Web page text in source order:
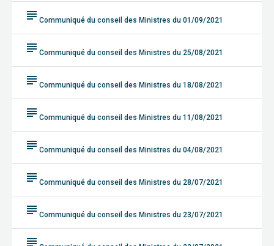
subject Communiqué du conseil des Ministres du 01/09/2021
subject Communiqué du conseil des Ministres du 25/08/2021
subject Communiqué du conseil des Ministres du 18/08/2021
subject Communiqué du conseil des Ministres du 11/08/2021
subject Communiqué du conseil des Ministres du 04/08/2021
subject Communiqué du conseil des Ministres du 28/07/2021
subject Communiqué du conseil des Ministres du 23/07/2021
subject